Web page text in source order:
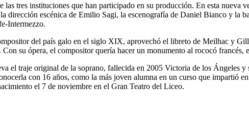
tres instituciones que han participado en su producción. En esta nueva
dirección escénica de Emilio Sagi, la escenografía de Daniel Bianco y la
Intermezzo.
del país galo en el siglo XIX, aprovechó el libreto de Meilhac y
su ópera, el compositor quería hacer un monumento al rococó francés,
el traje original de la soprano, fallecida en 2005 Victoria de los Ángeles
con 16 años, como la más joven alumna en un curso que impartió
el 7 de noviembre en el Gran Teatro del Liceo.